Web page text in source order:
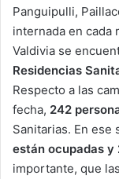
Panguipulli,
internada en cada
Valdivia se
Residencias
Respecto a las
fecha, 242
Sanitarias. En ese
están ocupadas y
importante, que